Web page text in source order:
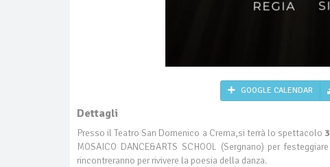
GOOGLE CALENDAR
Dettagli
Presso il Teatro San Domenico a Crema,si terrà lo spettacolo
MOSAICO DANCE&ARTS SCHOOL (Sergnano) per
rincontreranno per rivivere la poesia della danza.